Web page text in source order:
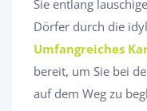
Sie entlang
Dörfer durch die
Umfangreiches
bereit, um Sie bei
auf dem Weg zu